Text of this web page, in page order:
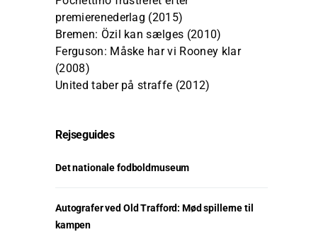
premierenederlag (2015)
Bremen: Özil kan sælges (2010)
Ferguson: Måske har vi Rooney klar
(2008)
United taber på straffe (2012)
Rejseguides
Det nationale fodboldmuseum
Autografer ved Old Trafford: Mød spillerne til
kampen